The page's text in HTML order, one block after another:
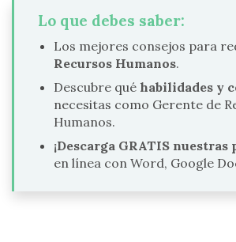
Lo que debes saber:
Los mejores consejos para
Recursos Humanos.
Descubre qué habilidades y
necesitas como Gerente de
Humanos.
¡Descarga GRATIS
en línea con Word, Google